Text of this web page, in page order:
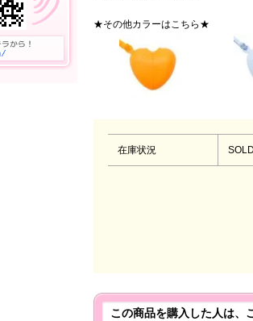
★その他カラーはこちら★
在庫状況
この商品を購入した人は、